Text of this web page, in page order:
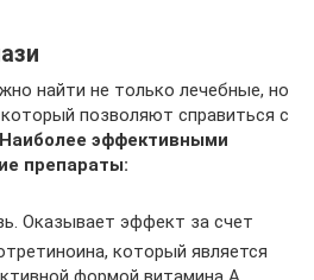
найти не только лечебные, но
позволяют справиться с
Наиболее эффективными
препараты:
Оказывает эффект за счет
который является